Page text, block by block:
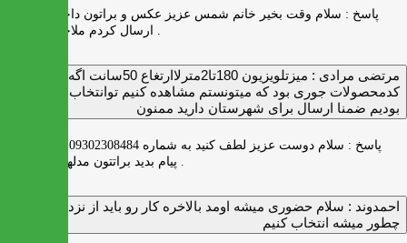
پاسخ : سلام وقت بخیر خانم شمس عزیز عکس و براتون داخل واتس اپ
ارسال کردم ملاحظه بفرمایید .
مرتضی مرادی :
میزتلویزیون 180تا2مترلاارتغاع 50سانت اگه
کدمحصولات جوری بود که میتونستم مشاهده کنیم توانتخاب راحت‌تر
بودیم ضمنا ارسال برای شهرستان دارید ممنون
پاسخ :
احمدوند : سلام حضوری میشه اومد بالاخره کار رو باید از نزدیک دید
چطور میشه انتخاب کنیم